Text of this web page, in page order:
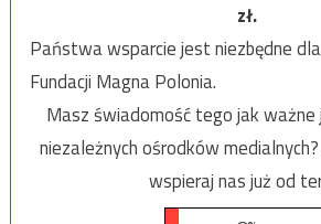
zł.
Państwa wsparcie jest niezbędne
Fundacji Magna Polonia.
Masz świadomość tego jak
niezależnych ośrodków
wspieraj nas już od